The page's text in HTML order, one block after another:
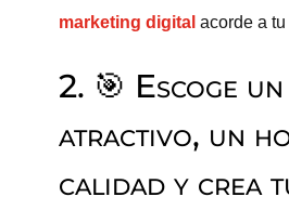
marketing digital acorde a
2. 🎯 Escoge
atractivo, un
calidad y crea